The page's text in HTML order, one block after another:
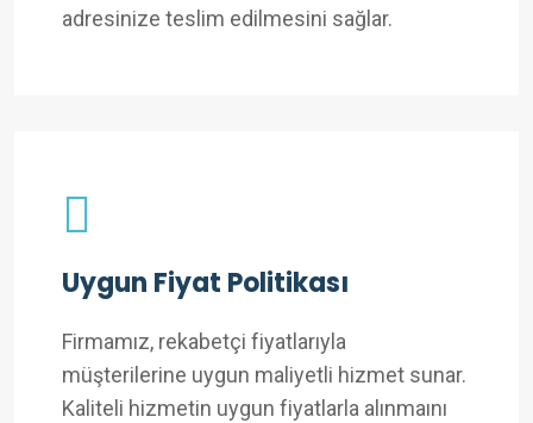
adresinize teslim edilmesini sağlar.
Uygun Fiyat Politikası
Firmamız, rekabetçi fiyatlarıyla
müşterilerine uygun maliyetli hizmet sunar.
Kaliteli hizmetin uygun fiyatlarla alınmaını